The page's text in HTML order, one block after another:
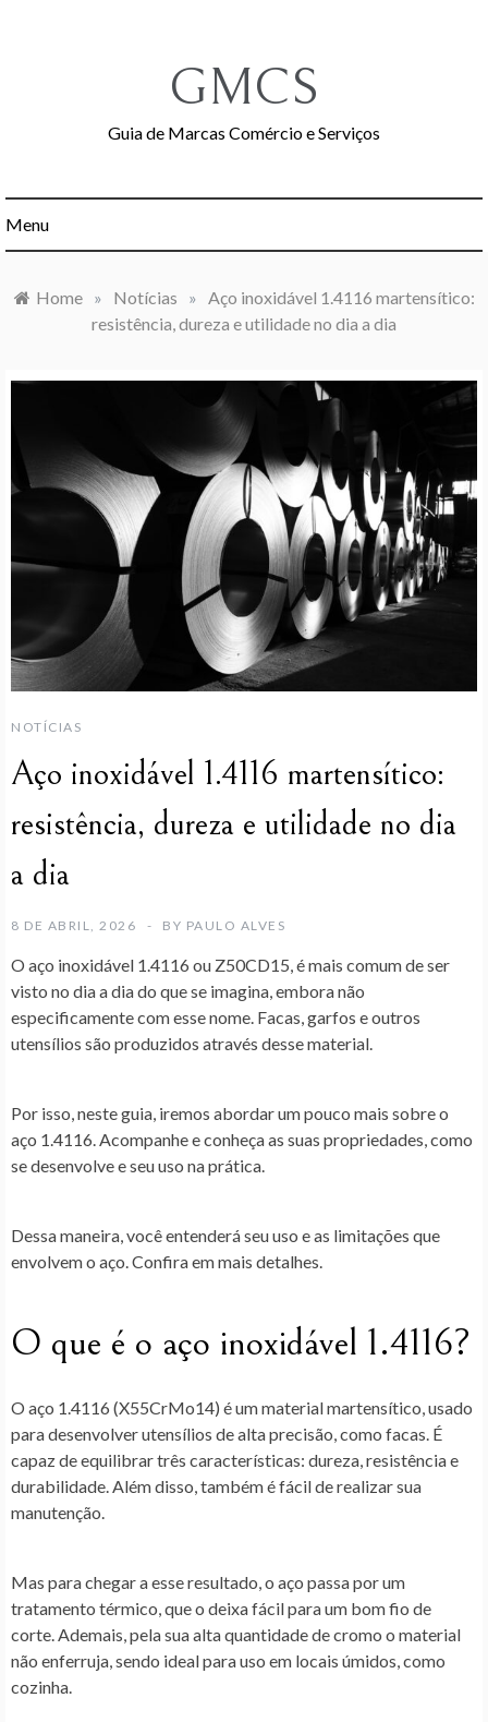
GMCS
Guia de Marcas Comércio e Serviços
Menu
Home » Notícias » Aço inoxidável 1.4116 martensítico:
resistência, dureza e utilidade no dia a dia
NOTÍCIAS
Aço inoxidável 1.4116 martensítico:
resistência, dureza e utilidade no dia
a dia
8 DE ABRIL, 2026 BY PAULO ALVES
O aço inoxidável 1.4116 ou Z50CD15, é mais comum de ser
visto no dia a dia do que se imagina, embora não
especificamente com esse nome. Facas, garfos e outros
utensílios são produzidos através desse material.
Por isso, neste guia, iremos abordar um pouco mais sobre o
aço 1.4116. Acompanhe e conheça as suas propriedades, como
se desenvolve e seu uso na prática.
Dessa maneira, você entenderá seu uso e as limitações que
envolvem o aço. Confira em mais detalhes.
O que é o aço inoxidável 1.4116?
O aço 1.4116 (X55CrMo14) é um material martensítico, usado
para desenvolver utensílios de alta precisão, como facas. É
capaz de equilibrar três características: dureza, resistência e
durabilidade. Além disso, também é fácil de realizar sua
manutenção.
Mas para chegar a esse resultado, o aço passa por um
tratamento térmico, que o deixa fácil para um bom fio de
corte. Ademais, pela sua alta quantidade de cromo o material
não enferruja, sendo ideal para uso em locais úmidos, como
cozinha.